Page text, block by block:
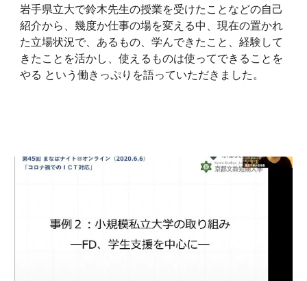
岩手県立大で鈴木先生の授業を受けたことなどの自己
紹介から、幾度か仕事の場を変える中、現在の置かれ
た立場状況で、あるもの、学んできたこと、経験して
きたことを活かし、使えるものは使ってできることを
やる という働きっぷりを語っていただきました。